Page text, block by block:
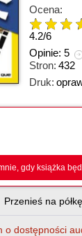
Ocena:
4.2/6
Opinie: 5
Stron: 432
Druk:
gdy książka
Przenieś na półkę
o dostępności